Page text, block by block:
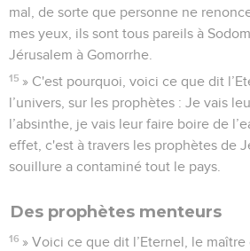
mal, de sorte que personne ne
mes yeux, ils sont tous pareils à
Jérusalem à Gomorrhe.
15 » C'est pourquoi, voici ce que dit
l’univers, sur les prophètes : Je vais
l’absinthe, je vais leur faire boire de
effet, c'est à travers les prophètes de
souillure a contaminé tout le pays.
Des prophètes menteurs
16 » Voici ce que dit l’Eternel, le maître